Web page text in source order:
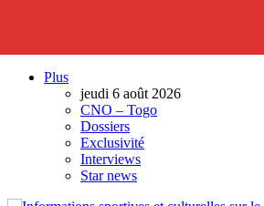
Plus
jeudi 6 août 2026
CNO – Togo
Dossiers
Exclusivité
Interviews
Star news